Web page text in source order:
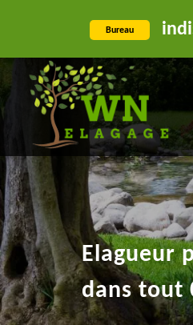
Bureau
Elagueur
dans tout